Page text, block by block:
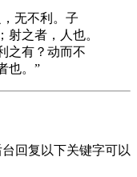
无不利。子
射之者，人也。
之有？动而不
也。”
回复以下关键字可以